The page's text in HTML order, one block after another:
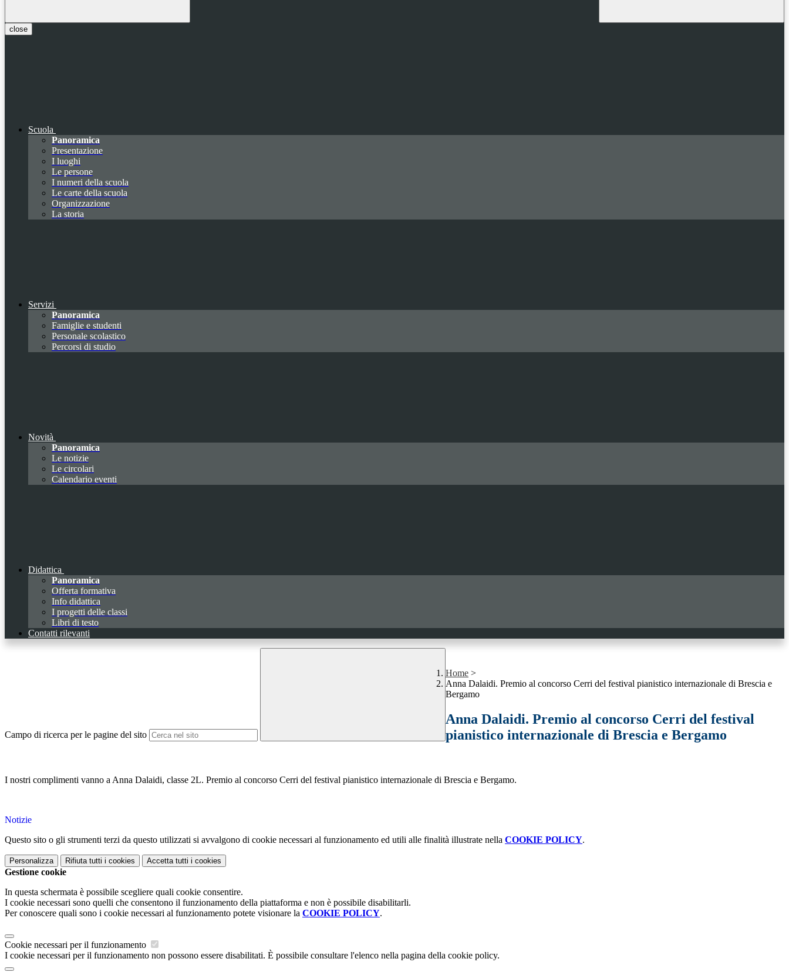
close
Scuola
Panoramica
Presentazione
I luoghi
Le persone
I numeri della scuola
Le carte della scuola
Organizzazione
La storia
Servizi
Panoramica
Famiglie e studenti
Personale scolastico
Percorsi di studio
Novità
Panoramica
Le notizie
Le circolari
Calendario eventi
Didattica
Panoramica
Offerta formativa
Info didattica
I progetti delle classi
Libri di testo
Contatti rilevanti
Campo di ricerca per le pagine del sito
Home >
Anna Dalaidi. Premio al concorso Cerri del festival pianistico internazionale di Brescia e
Bergamo
Anna Dalaidi. Premio al concorso Cerri del festival
pianistico internazionale di Brescia e Bergamo
I nostri complimenti vanno a Anna Dalaidi, classe 2L. Premio al concorso Cerri del festival pianistico internazionale di Brescia e Bergamo.
Notizie
Questo sito o gli strumenti terzi da questo utilizzati si avvalgono di cookie necessari al funzionamento ed utili alle finalità illustrate nella COOKIE POLICY.
Personalizza Rifiuta tutti i cookies Accetta tutti i cookies
Gestione cookie
In questa schermata è possibile scegliere quali cookie consentire.
I cookie necessari sono quelli che consentono il funzionamento della piattaforma e non è possibile disabilitarli.
Per conoscere quali sono i cookie necessari al funzionamento potete visionare la COOKIE POLICY.
Cookie necessari per il funzionamento
I cookie necessari per il funzionamento non possono essere disabilitati. È possibile consultare l'elenco nella pagina della cookie policy.